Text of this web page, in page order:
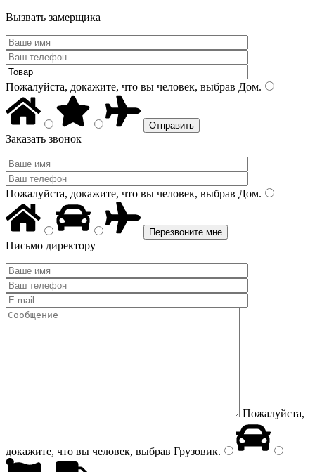
Вызвать замерщика
Пожалуйста, докажите, что вы человек, выбрав Дом.
Заказать звонок
Пожалуйста, докажите, что вы человек, выбрав Дом.
Письмо директору
Пожалуйста,
докажите, что вы человек, выбрав Грузовик.